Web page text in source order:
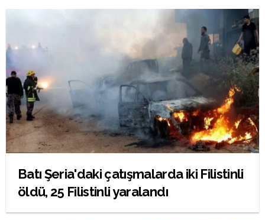
Batı Şeria'daki çatışmalarda iki Filistinli
öldü, 25 Filistinli yaralandı